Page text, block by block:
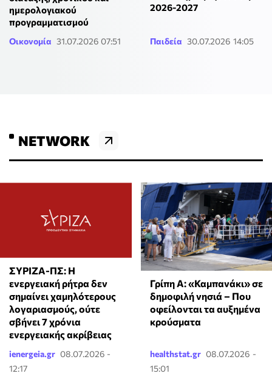
ημερολογιακού
προγραμματισμού
Οικονομία 31.07.2026 07:51
2026-2027
Παιδεία 30.07.2026 14:05
NETWORK
ΣΥΡΙΖΑ-ΠΣ: Η
ενεργειακή ρήτρα δεν
σημαίνει χαμηλότερους
λογαριασμούς, ούτε
σβήνει 7 χρόνια
ενεργειακής ακρίβειας
ienergeia.gr 08.07.2026 -
12:17
Γρίπη Α: «Καμπανάκι» σε
δημοφιλή νησιά – Που
οφείλονται τα αυξημένα
κρούσματα
healthstat.gr 08.07.2026 -
15:01